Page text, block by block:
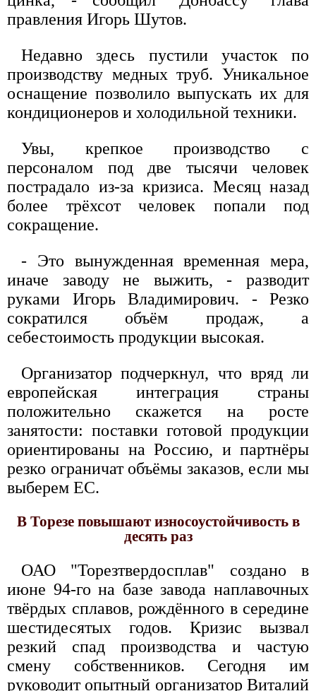
правления Игорь Шутов.
Недавно здесь пустили участок по
производству медных труб. Уникальное
оснащение позволило выпускать их для
кондиционеров и холодильной техники.
Увы, крепкое производство с
персоналом под две тысячи человек
пострадало из-за кризиса. Месяц назад
более трёхсот человек попали под
сокращение.
- Это вынужденная временная мера,
иначе заводу не выжить, - разводит
руками Игорь Владимирович. - Резко
сократился объём продаж, а
себестоимость продукции высокая.
Организатор подчеркнул, что вряд ли
европейская интеграция страны
положительно скажется на росте
занятости: поставки готовой продукции
ориентированы на Россию, и партнёры
резко ограничат объёмы заказов, если мы
выберем ЕС.
В Торезе повышают износоустойчивость в
десять раз
ОАО "Торезтвердосплав" создано в
июне 94-го на базе завода наплавочных
твёрдых сплавов, рождённого в середине
шестидесятых годов. Кризис вызвал
резкий спад производства и частую
смену собственников. Сегодня им
руководит опытный организатор Виталий